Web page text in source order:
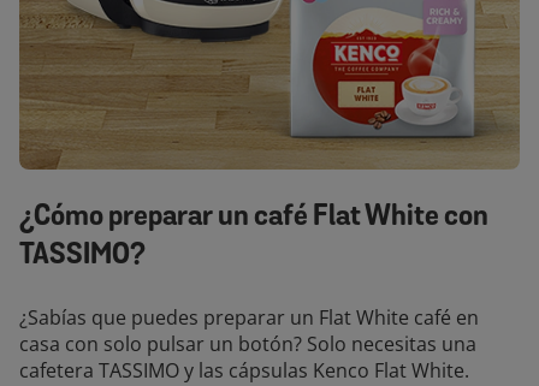
¿Cómo preparar un café Flat White con
TASSIMO?
¿Sabías que puedes preparar un Flat White café en
casa con solo pulsar un botón? Solo necesitas una
cafetera TASSIMO y las cápsulas Kenco Flat White.